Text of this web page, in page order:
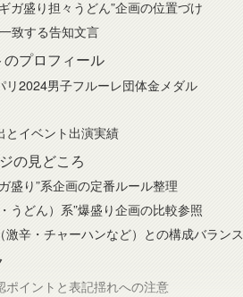
ガ盛り担々うどん”企画の位置づけ
致する告知文言
プロフィール
リ2024男子フルーレ団体金メダル
とイベント出演実績
の見どころ
盛り”系企画の定番ルール整理
うどん）系”爆盛り企画の比較参照
激辛・チャーハンなど）との構成バランス
ポイントと表記揺れへの注意